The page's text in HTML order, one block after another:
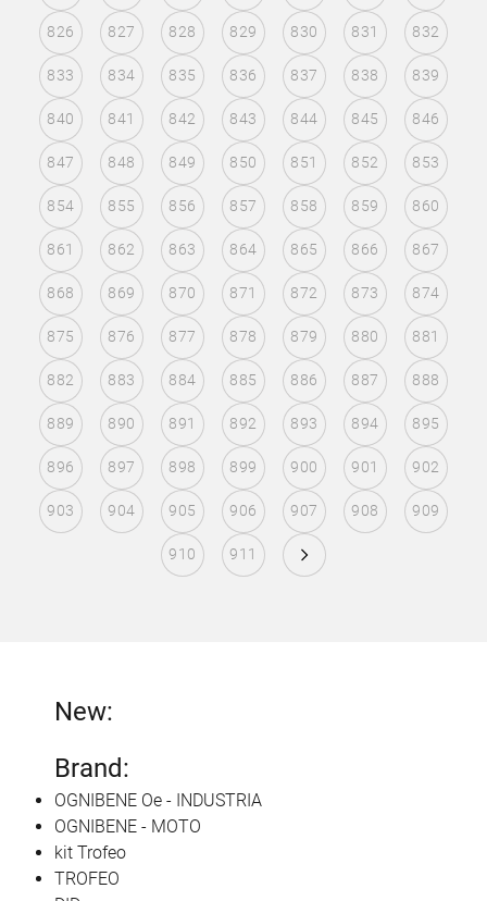
826 827 828 829 830 831 832
833 834 835 836 837 838 839
840 841 842 843 844 845 846
847 848 849 850 851 852 853
854 855 856 857 858 859 860
861 862 863 864 865 866 867
868 869 870 871 872 873 874
875 876 877 878 879 880 881
882 883 884 885 886 887 888
889 890 891 892 893 894 895
896 897 898 899 900 901 902
903 904 905 906 907 908 909
910 911
New:
Brand:
OGNIBENE Oe - INDUSTRIA
OGNIBENE - MOTO
kit Trofeo
TROFEO